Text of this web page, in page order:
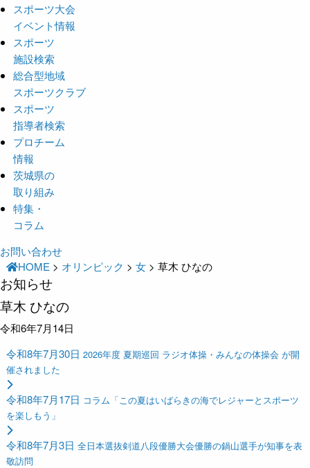
スポーツ大会
イベント情報
スポーツ
施設検索
総合型地域
スポーツクラブ
スポーツ
指導者検索
プロチーム
情報
茨城県の
取り組み
特集・
コラム
お問い合わせ
HOME > オリンピック >女 >草木 ひなの
お知らせ
草木 ひなの
令和6年7月14日
令和8年7月30日 2026年度 夏期巡回 ラジオ体操・みんなの体操会 が開
催されました
令和8年7月17日 コラム「この夏はいばらきの海でレジャーとスポーツ
を楽しもう」
令和8年7月3日 全日本選抜剣道八段優勝大会優勝の鍋山選手が知事を表
敬訪問